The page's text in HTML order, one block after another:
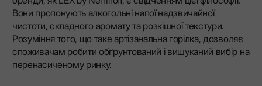
Вони пропонують алкогольні напої надзвичайної
чистоти, складного аромату та розкішної текстури.
Розуміння того, що таке артізанальна горілка, дозволяє
споживачам робити обґрунтований і вишуканий вибір на
перенасиченому ринку.